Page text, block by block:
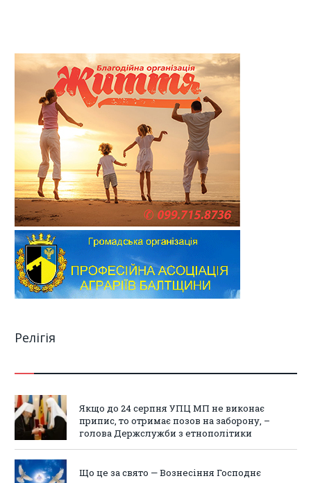
Релігія
Якщо до 24 серпня УПЦ МП не виконає
припис, то отримає позов на заборону, –
голова Держслужби з етнополітики
Що це за свято — Вознесіння Господнє